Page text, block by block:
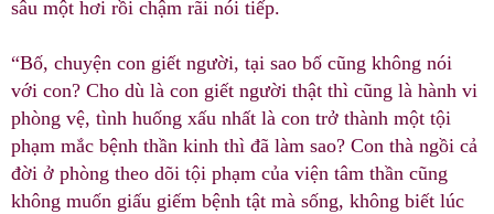
sâu một hơi rồi chậm rãi nói tiếp.
“Bố, chuyện con giết người, tại sao bố cũng không nói
với con? Cho dù là con giết người thật thì cũng là hành vi
phòng vệ, tình huống xấu nhất là con trở thành một tội
phạm mắc bệnh thần kinh thì đã làm sao? Con thà ngồi cả
đời ở phòng theo dõi tội phạm của viện tâm thần cũng
không muốn giấu giếm bệnh tật mà sống, không biết lúc